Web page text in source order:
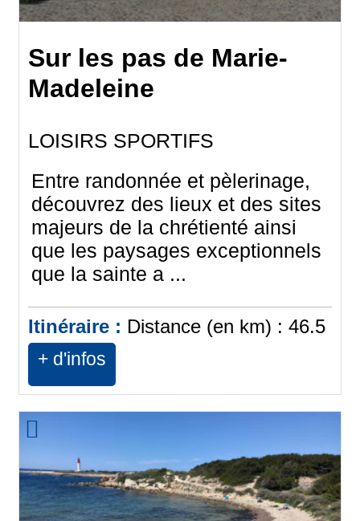
Sur les pas de Marie-
Madeleine
LOISIRS SPORTIFS
Entre randonnée et pèlerinage,
découvrez des lieux et des sites
majeurs de la chrétienté ainsi
que les paysages exceptionnels
que la sainte a ...
Itinéraire : Distance (en km) : 46.5
+ d'infos